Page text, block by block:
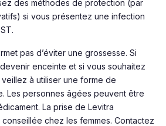
des méthodes de protection (par
si vous présentez une infection
pas d’éviter une grossesse. Si
enceinte et si vous souhaitez
à utiliser une forme de
Les personnes âgées peuvent être
La prise de Levitra
conseillée chez les femmes. Contactez